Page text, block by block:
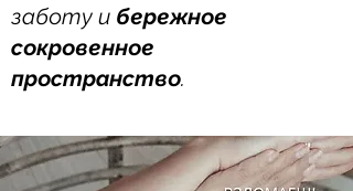
заботу и бережное
сокровенное
пространство.